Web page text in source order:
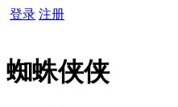
登录 注册
蜘蛛侠侠